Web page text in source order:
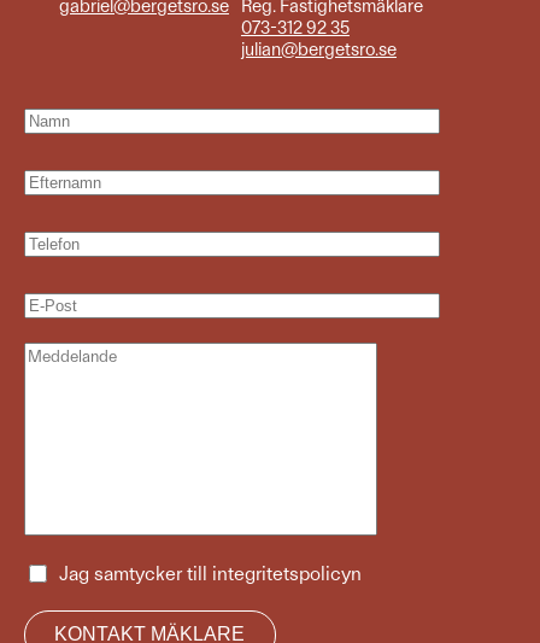
gabriel@bergetsro.se
Reg. Fastighetsmäklare
073-312 92 35
julian@bergetsro.se
Jag samtycker till integritetspolicyn